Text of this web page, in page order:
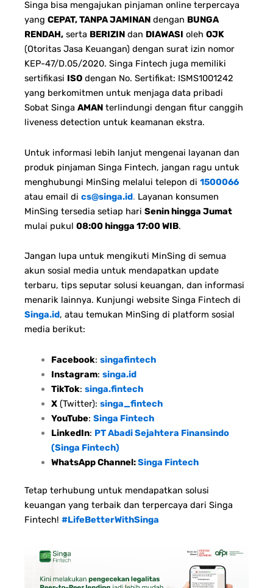
Singa bisa mengajukan pinjaman online terpercaya
yang CEPAT, TANPA JAMINAN dengan BUNGA
RENDAH, serta BERIZIN dan DIAWASI oleh OJK
(Otoritas Jasa Keuangan) dengan surat izin nomor
KEP-47/D.05/2020. Singa Fintech juga memiliki
sertifikasi ISO dengan No. Sertifikat: ISMS1001242
yang berkomitmen untuk menjaga data pribadi
Sobat Singa AMAN terlindungi dengan fitur canggih
liveness detection untuk keamanan ekstra.
Untuk informasi lebih lanjut mengenai layanan dan
produk pinjaman Singa Fintech, jangan ragu untuk
menghubungi MinSing melalui telepon di 1500066
atau email di cs@singa.id. Layanan konsumen
MinSing tersedia setiap hari Senin hingga Jumat
mulai pukul 08:00 hingga 17:00 WIB.
Jangan lupa untuk mengikuti MinSing di semua
akun sosial media untuk mendapatkan update
terbaru, tips seputar solusi keuangan, dan informasi
menarik lainnya. Kunjungi website Singa Fintech di
Singa.id, atau temukan MinSing di platform sosial
media berikut:
Facebook: singafintech
Instagram: singa.id
TikTok: singa.fintech
X(Twitter): singa_fintech
YouTube: Singa Fintech
LinkedIn: PT Abadi Sejahtera Finansindo
(Singa Fintech)
WhatsApp Channel:Singa Fintech
Tetap terhubung untuk mendapatkan solusi
keuangan yang terbaik dan terpercaya dari Singa
Fintech! #LifeBetterWithSinga